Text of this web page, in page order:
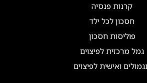
קרנות פנסיה
חסכון לכל ילד
פוליסות חסכון
גמל מרכזית לפיצוים
ואישית לפיצוים